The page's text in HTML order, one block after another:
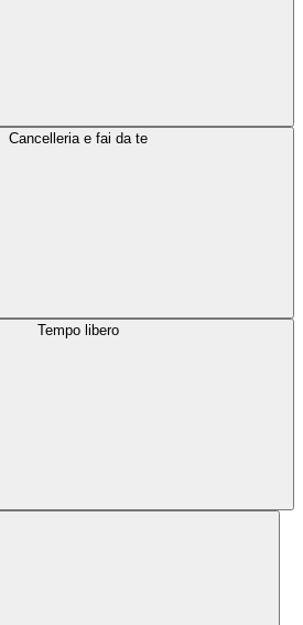
Cancelleria e fai da te
Tempo libero